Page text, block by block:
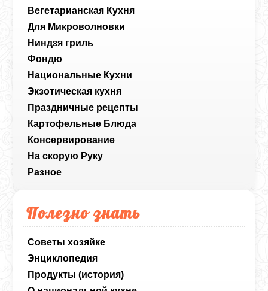
Вегетарианская Кухня
Для Микроволновки
Ниндзя гриль
Фондю
Национальные Кухни
Экзотическая кухня
Праздничные рецепты
Картофельные Блюда
Консервирование
На скорую Руку
Разное
Полезно знать
Советы хозяйке
Энциклопедия
Продукты (история)